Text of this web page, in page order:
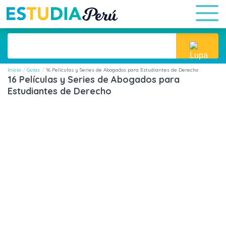
Inicio Guías 16 Películas y Series de Abogados para Estudiantes de Derecho
16 Películas y Series de Abogados para
Estudiantes de Derecho